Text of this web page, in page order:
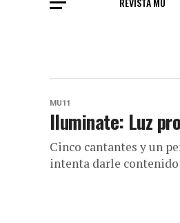
MU11
Iluminate: Luz
Cinco cantantes y un
intenta darle